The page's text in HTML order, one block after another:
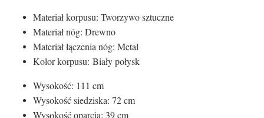
Materiał korpusu: Tworzywo sztuczne
Materiał nóg: Drewno
Materiał łączenia nóg: Metal
Kolor korpusu: Biały połysk
Wysokość: 111 cm
Wysokość siedziska: 72 cm
Wysokość oparcia: 39 cm